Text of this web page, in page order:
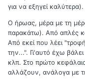
για να εξηγεί καλύτερα).
Ο ήρωας, μέρα με τη
παρακάτω). Από απλές
Από εκεί που λέει
την...". Γι'αυτό έχω
κλπ. Στο πρώτο
αλλάζουν, ανάλογα με